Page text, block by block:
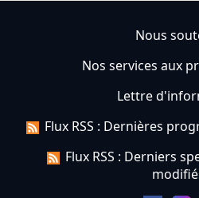
Nous
Nos services aux
Lettre
Flux RSS : Dernières
Flux RSS : Derniers